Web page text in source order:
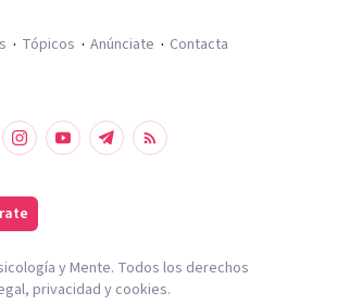
Tópicos Anúnciate Contacta
y Mente. Todos los derechos
, privacidad y cookies.